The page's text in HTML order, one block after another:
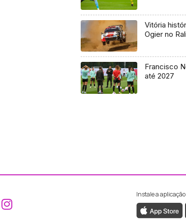
Vitória
Ogier no
Francisco
até 2027
Aceder ao Facebook da RTP
Aceder ao Instagram da RTP
Instale a aplicação